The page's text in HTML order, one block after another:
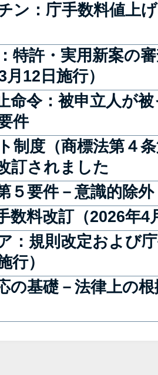
ン：庁手数料値上
特許・実用新案の
月12日施行）
命令：被申立人が
件
制度（商標法第４
訂されました
５要件－意識的除外
数料改訂（2026年4
：規則改定および
行）
の基礎－法律上の